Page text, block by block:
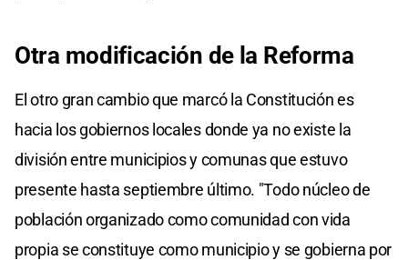
Otra modificación de la Reforma
El otro gran cambio que marcó la Constitución es
hacia los gobiernos locales donde ya no existe la
división entre municipios y comunas que estuvo
presente hasta septiembre último. "Todo núcleo de
población organizado como comunidad con vida
propia se constituye como municipio y se gobierna por